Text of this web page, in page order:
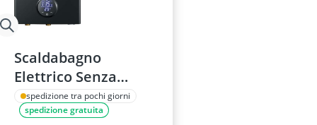
Scaldabagno
Elettrico Senza
Serbatoio 18 kW con
Automodulazione
spedizione tra pochi giorni
spedizione gratuita